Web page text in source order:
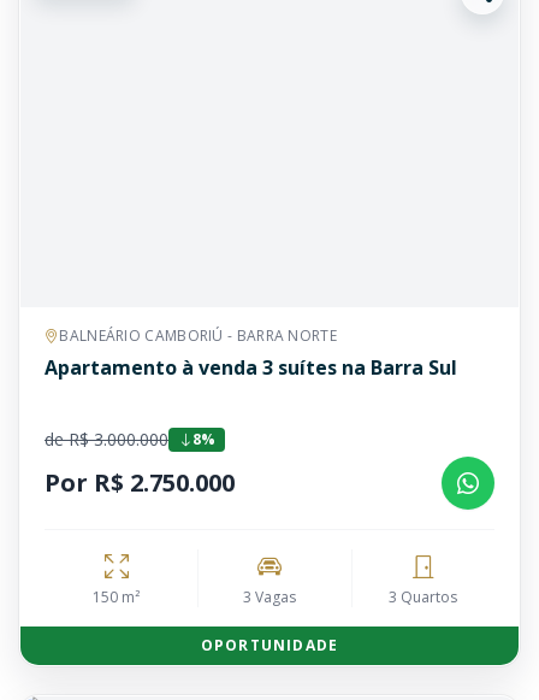
BALNEÁRIO CAMBORIÚ - BARRA NORTE
Apartamento à venda 3 suítes na Barra Sul
de R$ 3.000.000 8%
Por R$ 2.750.000
150 m² 3 Vagas 3 Quartos
OPORTUNIDADE